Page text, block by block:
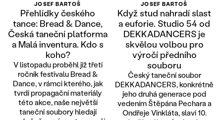
JOSEF BARTOŠ
Přehlídky českého
tance: Bread & Dance,
Česká taneční platforma
a Malá inventura. Kdo s
koho?
V listopadu proběhl již třetí
ročník festivalu Bread &
Dance, v rámci kterého, jak
tvrdí propagační materiály
této akce, naše největší
taneční soubory hledají
JOSEF BARTOŠ
Když stud nahradí slast
a euforie. Studio 54 od
DEKKADANCERS je
skvělou volbou pro
výročí předního
souboru
Český taneční soubor
DEKKADANCERS, konkrétně
jeho druhá generace pod
vedením Štěpána Pechara a
Ondřeje Vinkláta, slaví 10.